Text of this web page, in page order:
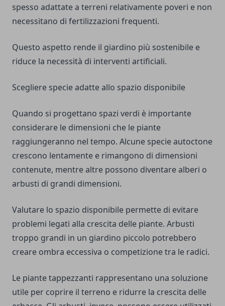
spesso adattate a terreni relativamente poveri e non
necessitano di fertilizzazioni frequenti.
Questo aspetto rende il giardino più sostenibile e
riduce la necessità di interventi artificiali.
Scegliere specie adatte allo spazio disponibile
Quando si progettano spazi verdi è importante
considerare le dimensioni che le piante
raggiungeranno nel tempo. Alcune specie autoctone
crescono lentamente e rimangono di dimensioni
contenute, mentre altre possono diventare alberi o
arbusti di grandi dimensioni.
Valutare lo spazio disponibile permette di evitare
problemi legati alla crescita delle piante. Arbusti
troppo grandi in un giardino piccolo potrebbero
creare ombra eccessiva o competizione tra le radici.
Le piante tappezzanti rappresentano una soluzione
utile per coprire il terreno e ridurre la crescita delle